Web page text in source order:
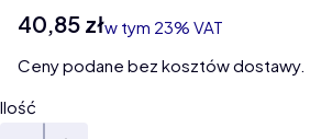
Cena
40,85 złw tym 23% VAT
w tym 23% VAT
Ceny podane bez kosztów dostawy.
Ilość